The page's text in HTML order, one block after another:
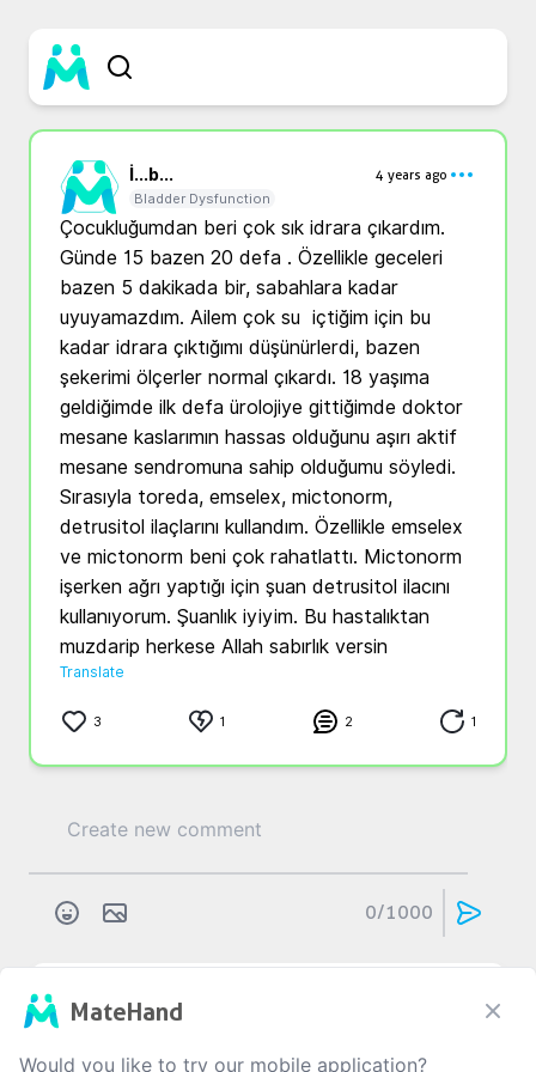
İ...b...
4 years ago
Bladder Dysfunction
Çocukluğumdan beri çok sık idrara çıkardım.
Günde 15 bazen 20 defa . Özellikle geceleri
bazen 5 dakikada bir, sabahlara kadar
uyuyamazdım. Ailem çok su  içtiğim için bu
kadar idrara çıktığımı düşünürlerdi, bazen
şekerimi ölçerler normal çıkardı. 18 yaşıma
geldiğimde ilk defa ürolojiye gittiğimde doktor
mesane kaslarımın hassas olduğunu aşırı aktif
mesane sendromuna sahip olduğumu söyledi.
Sırasıyla toreda, emselex, mictonorm,
detrusitol ilaçlarını kullandım. Özellikle emselex
ve mictonorm beni çok rahatlattı. Mictonorm
işerken ağrı yaptığı için şuan detrusitol ilacını
kullanıyorum. Şuanlık iyiyim. Bu hastalıktan
muzdarip herkese Allah sabırlık versin
Translate
3 1 2 1
0/1000
İ...K...
Geçmiş olsun. ilaci ömür boyu mu
MateHand
Would you like to try our mobile application?